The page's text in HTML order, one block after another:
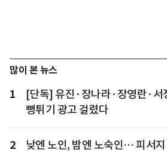
많이 본 뉴스
1
[단독] 유진·장나라·장영란·서
뻥튀기 광고 걸렸다
2 낮엔 노인, 밤엔 노숙인… 피서